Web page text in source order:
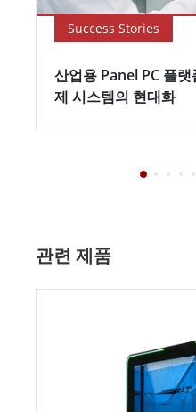
Success Stories
산업용 Panel PC 플
제 시스템의 현대화
관련 제품